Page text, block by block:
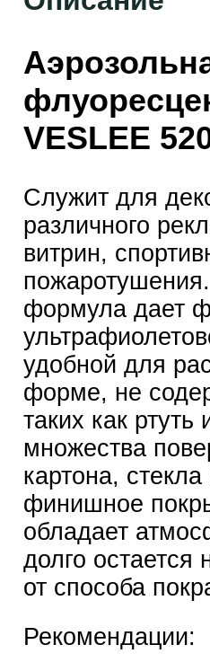
VESLEE
Служит для
различного
витрин,
формула дает
удобной для
форме, не
таких как
множества
картона,
финишное
обладает
долго
от способа
Рекомендации: